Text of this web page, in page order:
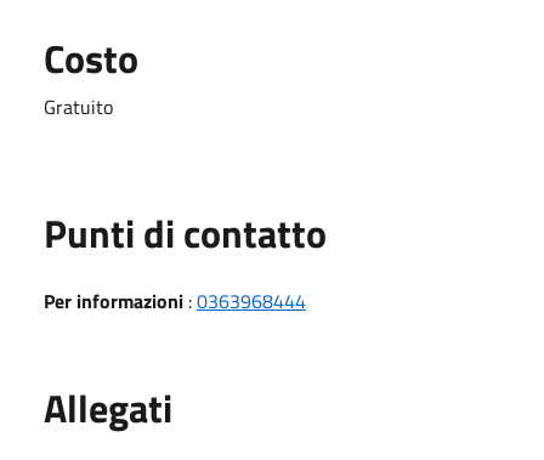
Costo
Gratuito
Punti di contatto
Per informazioni :0363968444
Allegati